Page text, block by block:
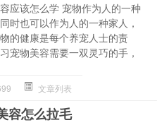
应该怎么学 宠物作为人的一种
时也可以作为人的一种家人，
的健康是每个养宠人士的责
宠物美容需要一双灵巧的手，
文章列表
容怎么拉毛